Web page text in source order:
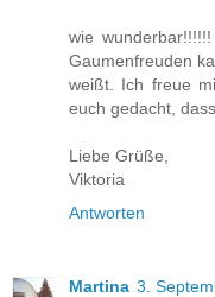
wie
Gaumenfreuden
weißt. Ich freue
euch gedacht,
Liebe Grüße,
Viktoria
Antworten
Martina 3.